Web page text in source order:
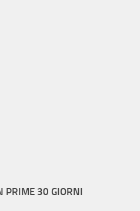
PRIME 30 GIORNI